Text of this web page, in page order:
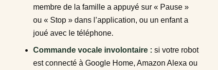
membre de la famille a appuyé sur « Pause »
ou « Stop » dans l’application, ou un enfant a
joué avec le téléphone.
Commande vocale involontaire : si votre robot
est connecté à Google Home, Amazon Alexa ou